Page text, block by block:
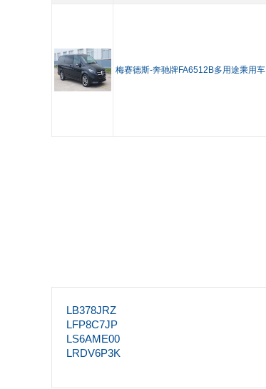
梅赛德斯-奔驰牌FA6512B多用途乘用车
LB378JRZ
LFP8C7JP
LS6AME00
LRDV6P3K